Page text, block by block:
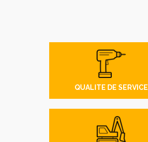
QUALITE DE SERVICE